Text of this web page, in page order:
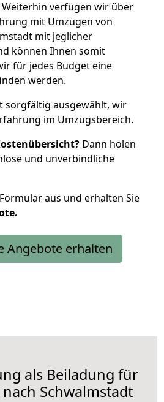
verfügen wir über
mit Umzügen von
mit jeglicher
können Ihnen somit
für jedes Budget eine
werden.
sorgfältig ausgewählt, wir
im Umzugsbereich.
Dann holen
und unverbindliche
aus und erhalten Sie
Angebote erhalten
als Beiladung für
Schwalmstadt